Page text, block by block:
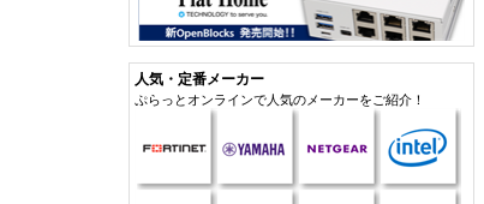
人気・定番メーカー
ぷらっとオンラインで人気のメーカーをご紹介！